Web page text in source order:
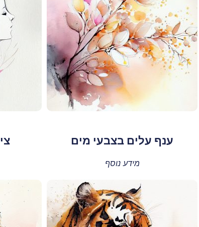
ענף עלים בצבעי מים
מידע נוסף